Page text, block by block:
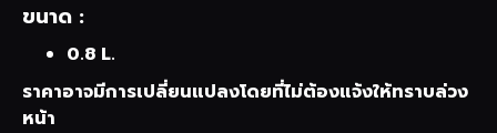
ขนาด :
0.8 L.
ราคาอาจมีการเปลี่ยนแปลงโดยที่ไม่ต้องแจ้งให้ทราบล่วง
หน้า